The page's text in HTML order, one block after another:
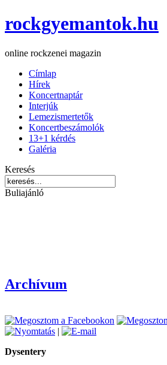
rockgyemantok.hu
online rockzenei magazin
Címlap
Hírek
Koncertnaptár
Interjúk
Lemezismertetők
Koncertbeszámolók
13+1 kérdés
Galéria
Keresés
Buliajánló
Archívum
|
Dysentery